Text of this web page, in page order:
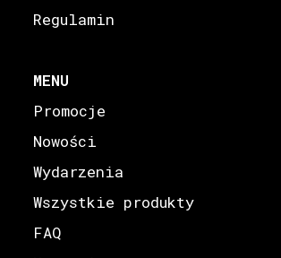
Regulamin
MENU
Promocje
Nowości
Wydarzenia
Wszystkie produkty
FAQ